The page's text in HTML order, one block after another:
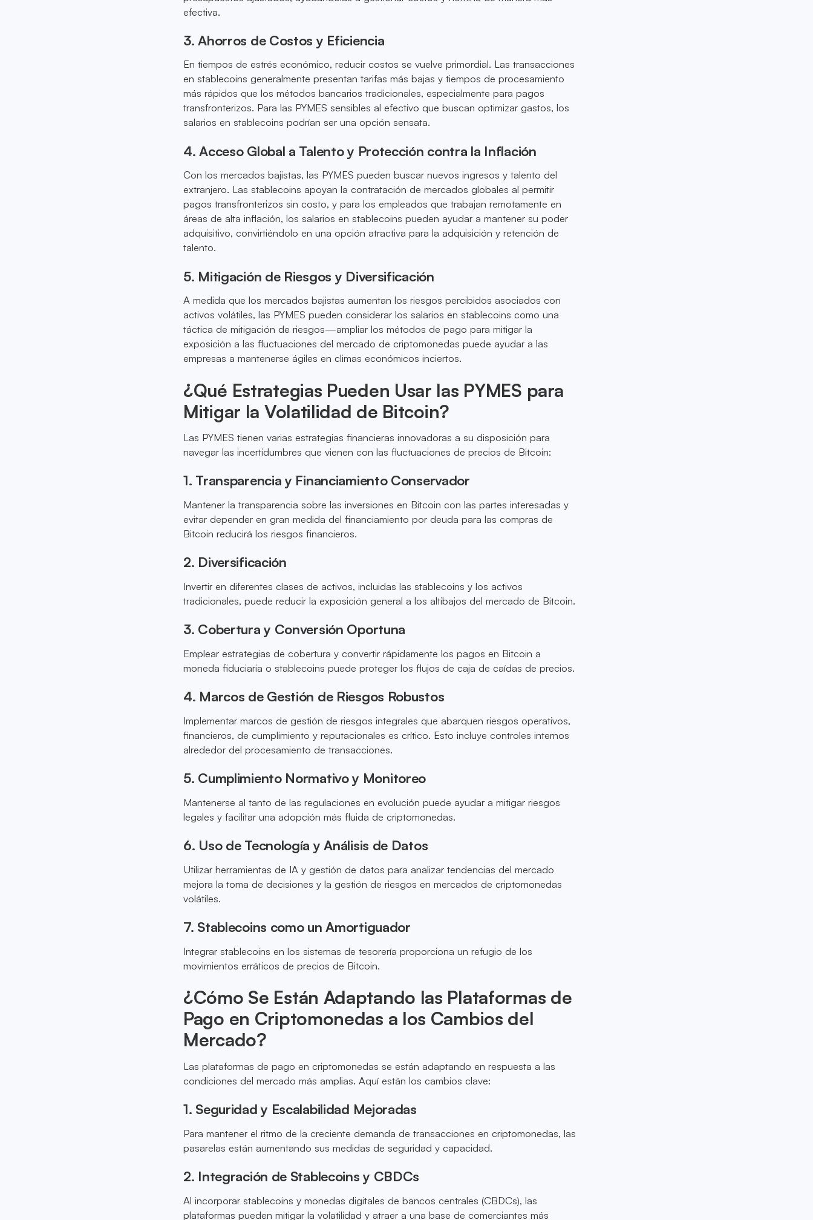
efectiva.
3. Ahorros de Costos y Eficiencia
En tiempos de estrés económico, reducir costos se vuelve primordial. Las transacciones
en stablecoins generalmente presentan tarifas más bajas y tiempos de procesamiento
más rápidos que los métodos bancarios tradicionales, especialmente para pagos
transfronterizos. Para las PYMES sensibles al efectivo que buscan optimizar gastos, los
salarios en stablecoins podrían ser una opción sensata.
4. Acceso Global a Talento y Protección contra la Inflación
Con los mercados bajistas, las PYMES pueden buscar nuevos ingresos y talento del
extranjero. Las stablecoins apoyan la contratación de mercados globales al permitir
pagos transfronterizos sin costo, y para los empleados que trabajan remotamente en
áreas de alta inflación, los salarios en stablecoins pueden ayudar a mantener su poder
adquisitivo, convirtiéndolo en una opción atractiva para la adquisición y retención de
talento.
5. Mitigación de Riesgos y Diversificación
A medida que los mercados bajistas aumentan los riesgos percibidos asociados con
activos volátiles, las PYMES pueden considerar los salarios en stablecoins como una
táctica de mitigación de riesgos—ampliar los métodos de pago para mitigar la
exposición a las fluctuaciones del mercado de criptomonedas puede ayudar a las
empresas a mantenerse ágiles en climas económicos inciertos.
¿Qué Estrategias Pueden Usar las PYMES para
Mitigar la Volatilidad de Bitcoin?
Las PYMES tienen varias estrategias financieras innovadoras a su disposición para
navegar las incertidumbres que vienen con las fluctuaciones de precios de Bitcoin:
1. Transparencia y Financiamiento Conservador
Mantener la transparencia sobre las inversiones en Bitcoin con las partes interesadas y
evitar depender en gran medida del financiamiento por deuda para las compras de
Bitcoin reducirá los riesgos financieros.
2. Diversificación
Invertir en diferentes clases de activos, incluidas las stablecoins y los activos
tradicionales, puede reducir la exposición general a los altibajos del mercado de Bitcoin.
3. Cobertura y Conversión Oportuna
Emplear estrategias de cobertura y convertir rápidamente los pagos en Bitcoin a
moneda fiduciaria o stablecoins puede proteger los flujos de caja de caídas de precios.
4. Marcos de Gestión de Riesgos Robustos
Implementar marcos de gestión de riesgos integrales que abarquen riesgos operativos,
financieros, de cumplimiento y reputacionales es crítico. Esto incluye controles internos
alrededor del procesamiento de transacciones.
5. Cumplimiento Normativo y Monitoreo
Mantenerse al tanto de las regulaciones en evolución puede ayudar a mitigar riesgos
legales y facilitar una adopción más fluida de criptomonedas.
6. Uso de Tecnología y Análisis de Datos
Utilizar herramientas de IA y gestión de datos para analizar tendencias del mercado
mejora la toma de decisiones y la gestión de riesgos en mercados de criptomonedas
volátiles.
7. Stablecoins como un Amortiguador
Integrar stablecoins en los sistemas de tesorería proporciona un refugio de los
movimientos erráticos de precios de Bitcoin.
¿Cómo Se Están Adaptando las Plataformas de
Pago en Criptomonedas a los Cambios del
Mercado?
Las plataformas de pago en criptomonedas se están adaptando en respuesta a las
condiciones del mercado más amplias. Aquí están los cambios clave:
1. Seguridad y Escalabilidad Mejoradas
Para mantener el ritmo de la creciente demanda de transacciones en criptomonedas, las
pasarelas están aumentando sus medidas de seguridad y capacidad.
2. Integración de Stablecoins y CBDCs
Al incorporar stablecoins y monedas digitales de bancos centrales (CBDCs), las
plataformas pueden mitigar la volatilidad y atraer a una base de comerciantes más